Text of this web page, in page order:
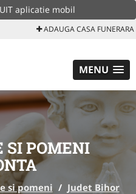
aplicatie mobil
ADAUGA CASA FUNERARA
MENU
SI POMENI
si pomeni / Judet Bihor